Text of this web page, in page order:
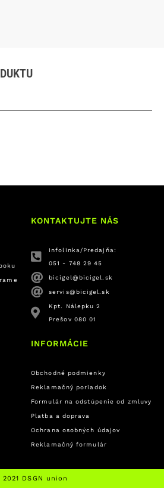
KONTAKTUJTE NÁS
Infolinka/Predajňa:
051 - 748 29 45
bicigel@bicigel.sk
servis@bicigel.sk
Kpt. Nálepku 2
Prešov 080 01
INFORMÁCIE
Obchodné podmienky
Reklamačný poriadok
Formulár na odstúpenie od zmluvy
Platba a doprava
Ochrana osobných údajov
Reklamačný formulár
DSGN union